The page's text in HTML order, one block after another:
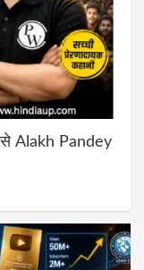
Alakh Pandey